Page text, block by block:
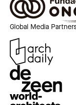
Global Media